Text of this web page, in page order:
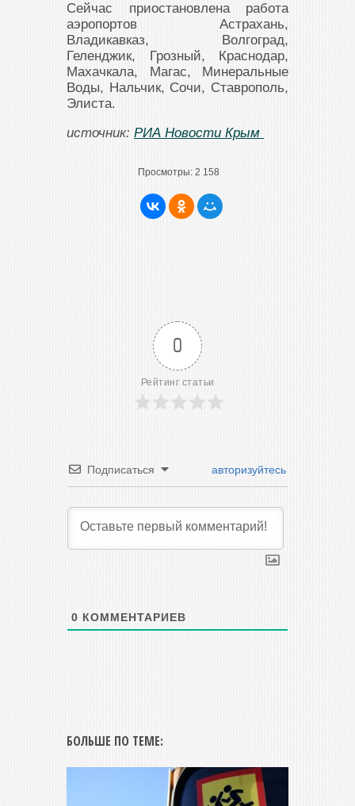
Сейчас приостановлена работа
аэропортов Астрахань,
Владикавказ, Волгоград,
Геленджик, Грозный, Краснодар,
Махачкала, Магас, Минеральные
Воды, Нальчик, Сочи, Ставрополь,
Элиста.
источник: РИА Новости Крым
Просмотры: 2 158
0
Рейтинг статьи
Подписаться авторизуйтесь
0 КОММЕНТАРИЕВ
БОЛЬШЕ ПО ТЕМЕ: